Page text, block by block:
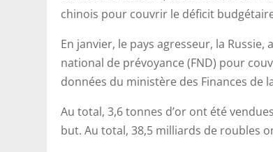
chinois pour couvrir le déficit
En janvier, le pays agresseur, la
national de prévoyance (FND) pour
données du ministère des Finances de
Au total, 3,6 tonnes d’or ont été
but. Au total, 38,5 milliards de roubles